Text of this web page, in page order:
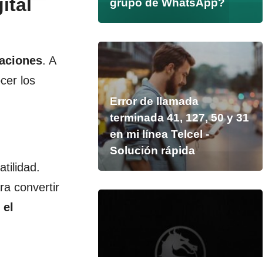
. A
los
convertir
grupo de WhatsApp?
Error de llamada
terminada 41, 127, 50 y 31
en mi línea Telcel -
Solución rápida